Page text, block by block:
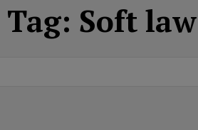
Tag: Soft law